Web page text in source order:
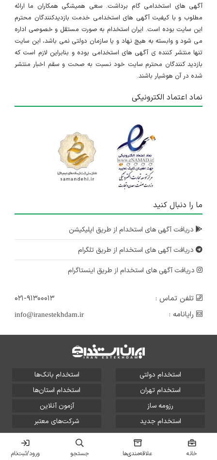
آذربایجان شرقی
۲ سال پیش منقضی شده
تراشکار ماهر
آذربایجان شرقی
آذربایجان شرقی
استخدام مهندس صنایع
آذربایجان شرقی
۳ سال پیش
کارمند بخش برنامه ریزی تولید و مدیریت انبارها
آذربایجان شرقی
آگهی های استخدامی گام برداشت. سعی همیشگی همکاران ما ارائه
مطلوب و با کیفیت آگهی های استخدامی خدمت بازدیدکنندگان محترم
این سایت بوده است. ایران استخدام به صورت مستقل و خصوصی اداره
می شود و وابسته به هیچ نهاد و یا سازمان دولتی نمی باشد، این سایت
تنها منتشر کننده ی آگهی های استخدامی بوده و بنابراین لازم است که
بازدید کنندگان محترم سایت خود نسبت به صحت و سقم اخبار منتشر
شده در آن هوشیار باشند.
نماد اعتماد الکترونیکی
ما را دنبال کنید
دریافت آگهی های استخدام از طریق اپلیکیشن
دریافت آگهی های استخدام از طریق تلگرام
دریافت آگهی های استخدام از طریق اینستاگرام
تلفن تماس :
۰۲۱-۹۱۳۰۰۰۱۳
رایانامه :
info@iranestekhdam.ir
استخدام دولتی
استخدام بانک‌ها
استخدام تهران
استخدام استان‌ها
رزومه ساز
آزمون آنلاین
استخدام جدید
شرکت‌های معتبر
تمامی حقوق این سایت برای آلتین سیستم محفوظ است و هر
گونه سوءاستفاده از آن پیگرد قانونی دارد.
خانه علاقه‌مندی‌ها جستجو ورود/ثبت‌نام